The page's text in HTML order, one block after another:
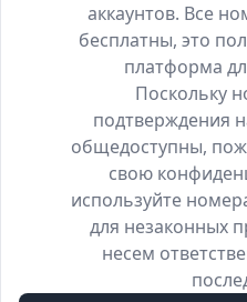
аккаунтов. Все
бесплатны, это
платформа
Поскольку
подтверждения
общедоступны,
свою
используйте
для незаконных
несем